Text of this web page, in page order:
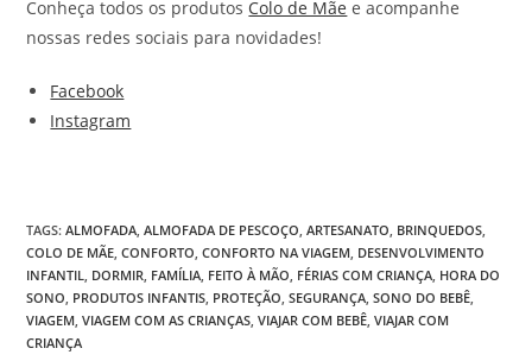
Conheça todos os produtos Colo de Mãe e acompanhe
nossas redes sociais para novidades!
Facebook
Instagram
TAGS:ALMOFADA ALMOFADA DE PESCOÇO ARTESANATO BRINQUEDOS
COLO DE MÃE CONFORTO CONFORTO NA VIAGEM DESENVOLVIMENTO
INFANTIL
DORMIR FAMÍLIA FEITO À MÃO FÉRIAS COM CRIANÇA HORA DO
SONO PRODUTOS INFANTIS PROTEÇÃO SEGURANÇA SONO DO BEBÊ
VIAGEM VIAGEM COM AS CRIANÇAS VIAJAR COM BEBÊ VIAJAR COM
CRIANÇA